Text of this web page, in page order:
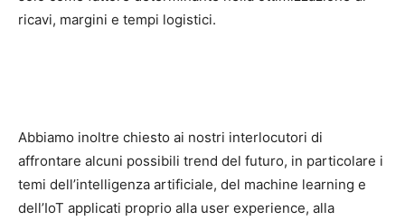
ricavi, margini e tempi logistici.
Abbiamo inoltre chiesto ai nostri interlocutori di
affrontare alcuni possibili trend del futuro, in particolare i
temi dell’intelligenza artificiale, del machine learning e
dell’IoT applicati proprio alla user experience, alla